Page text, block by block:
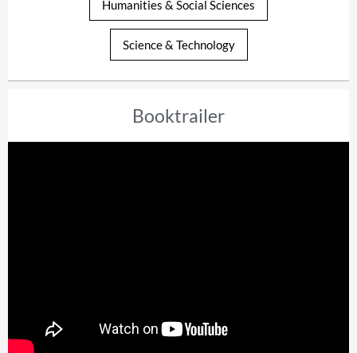
Humanities & Social Sciences
Science & Technology
Booktrailer